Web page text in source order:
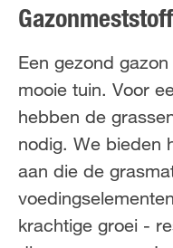
Advies
Thema's
Tot je dienst
Onderneming
Een gezond
mooie tuin. Voor
hebben de
nodig. We bieden
aan die de
krachtige groei -